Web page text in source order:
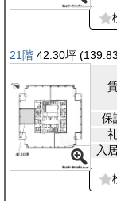
21階 42.30坪 (139.83
保
入